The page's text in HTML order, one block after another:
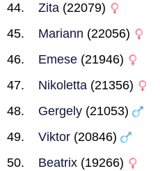
Zita (22079)
Mariann (22056)
Emese (21946)
Nikoletta (21356)
Gergely (21053)
Viktor (20846)
Beatrix (19266)